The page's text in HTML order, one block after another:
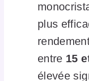
plus
entre 15
élevée